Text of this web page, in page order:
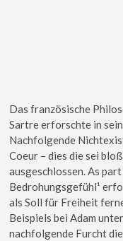
Das französische
Sartre erforschte in
Nachfolgende
Coeur – dies die sei
ausgeschlossen. As
Bedrohungsgefühl¹
als Soll für Freiheit
Beispiels bei Adam
nachfolgende Furcht